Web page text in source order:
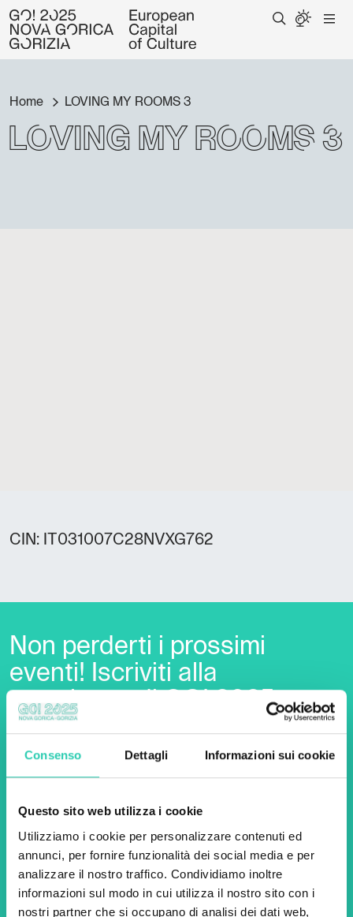
Consenso Dettagli Informazioni sui cookie
Questo sito web utilizza i cookie
Utilizziamo i cookie per personalizzare contenuti ed
annunci, per fornire funzionalità dei social media e per
analizzare il nostro traffico. Condividiamo inoltre
informazioni sul modo in cui utilizza il nostro sito con i
nostri partner che si occupano di analisi dei dati web,
Home LOVING MY ROOMS 3
LOVING MY ROOMS 3
CIN: IT031007C28NVXG762
Non perderti i prossimi
eventi! Iscriviti alla
newsletter di GO! 2025 per
scoprire tutte le nostre
iniziative.
Nome * Cognome *
Utilizzando questo modulo accetto